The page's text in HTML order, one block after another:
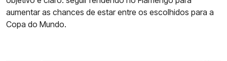
aumentar as chances de estar entre os escolhidos para a
Copa do Mundo.